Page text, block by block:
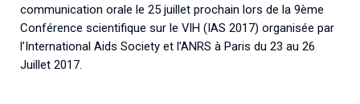
communication orale le 25 juillet prochain lors de la 9ème
Conférence scientifique sur le VIH (IAS 2017) organisée par
l’International Aids Society et l’ANRS à Paris du 23 au 26
Juillet 2017.